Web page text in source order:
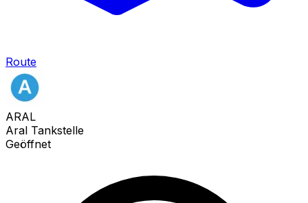
Route
ARAL
Aral Tankstelle
Geöffnet